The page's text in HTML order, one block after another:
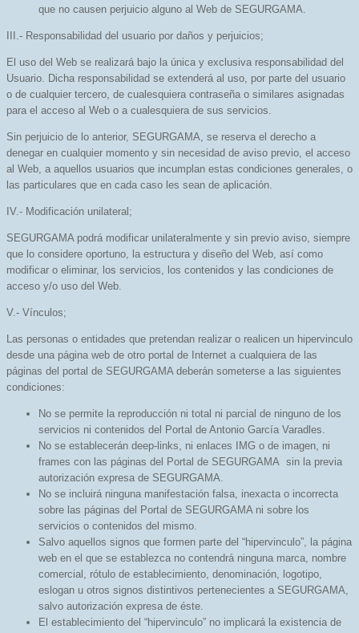
que no causen perjuicio alguno al Web de SEGURGAMA.
III.- Responsabilidad del usuario por daños y perjuicios;
El uso del Web se realizará bajo la única y exclusiva responsabilidad del
Usuario. Dicha responsabilidad se extenderá al uso, por parte del usuario
o de cualquier tercero, de cualesquiera contraseña o similares asignadas
para el acceso al Web o a cualesquiera de sus servicios.
Sin perjuicio de lo anterior, SEGURGAMA, se reserva el derecho a
denegar en cualquier momento y sin necesidad de aviso previo, el acceso
al Web, a aquellos usuarios que incumplan estas condiciones generales, o
las particulares que en cada caso les sean de aplicación.
IV.- Modificación unilateral;
SEGURGAMA podrá modificar unilateralmente y sin previo aviso, siempre
que lo considere oportuno, la estructura y diseño del Web, así como
modificar o eliminar, los servicios, los contenidos y las condiciones de
acceso y/o uso del Web.
V.- Vínculos;
Las personas o entidades que pretendan realizar o realicen un hipervinculo
desde una página web de otro portal de Internet a cualquiera de las
páginas del portal de SEGURGAMA deberán someterse a las siguientes
condiciones:
No se permite la reproducción ni total ni parcial de ninguno de los
servicios ni contenidos del Portal de Antonio García Varadles.
No se establecerán deep-links, ni enlaces IMG o de imagen, ni
frames con las páginas del Portal de SEGURGAMA sin la previa
autorización expresa de SEGURGAMA.
No se incluirá ninguna manifestación falsa, inexacta o incorrecta
sobre las páginas del Portal de SEGURGAMA ni sobre los
servicios o contenidos del mismo.
Salvo aquellos signos que formen parte del “hipervinculo”, la página
web en el que se establezca no contendrá ninguna marca, nombre
comercial, rótulo de establecimiento, denominación, logotipo,
eslogan u otros signos distintivos pertenecientes a SEGURGAMA,
salvo autorización expresa de éste.
El establecimiento del “hipervinculo” no implicará la existencia de